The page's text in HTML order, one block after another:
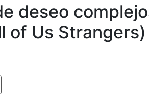
deseo
of Us